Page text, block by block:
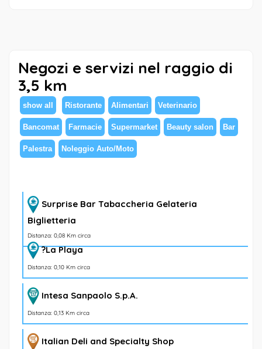
Negozi e servizi nel raggio di
3,5 km
show all Ristorante Alimentari Veterinario
Bancomat Farmacie Supermarket Beauty salon Bar
Palestra Noleggio Auto/Moto
Surprise Bar Tabaccheria Gelateria
Biglietteria
Distanza: 0,08 Km circa
?La Playa
Distanza: 0,10 Km circa
Intesa Sanpaolo S.p.A.
Distanza: 0,13 Km circa
Italian Deli and Specialty Shop